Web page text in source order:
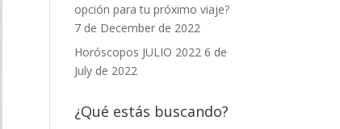
opción para tu próximo viaje?
7 de December de 2022
Horóscopos JULIO 2022 6 de
July de 2022
¿Qué estás buscando?